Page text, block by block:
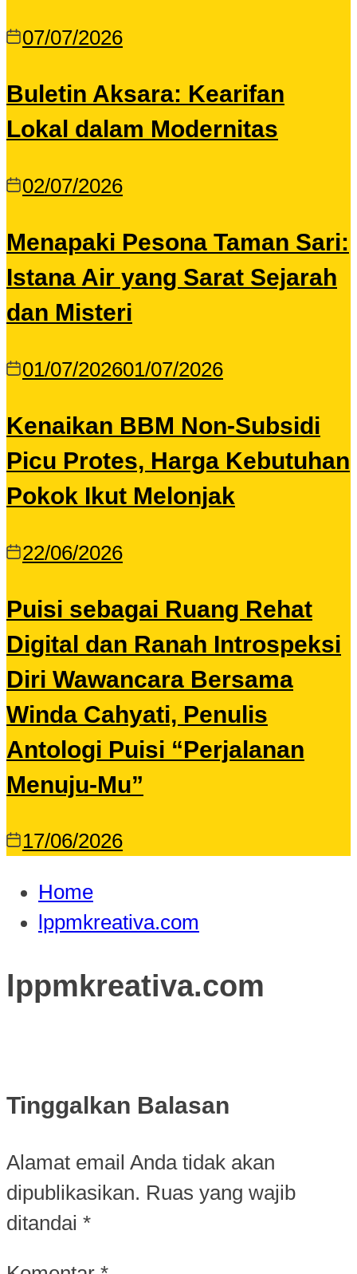
07/07/2026
Buletin Aksara: Kearifan
Lokal dalam Modernitas
02/07/2026
Menapaki Pesona Taman Sari:
Istana Air yang Sarat Sejarah
dan Misteri
01/07/202601/07/2026
Kenaikan BBM Non-Subsidi
Picu Protes, Harga Kebutuhan
Pokok Ikut Melonjak
22/06/2026
Puisi sebagai Ruang Rehat
Digital dan Ranah Introspeksi
Diri Wawancara Bersama
Winda Cahyati, Penulis
Antologi Puisi “Perjalanan
Menuju-Mu”
17/06/2026
Home
lppmkreativa.com
lppmkreativa.com
Tinggalkan Balasan
Alamat email Anda tidak akan
dipublikasikan. Ruas yang wajib
ditandai *